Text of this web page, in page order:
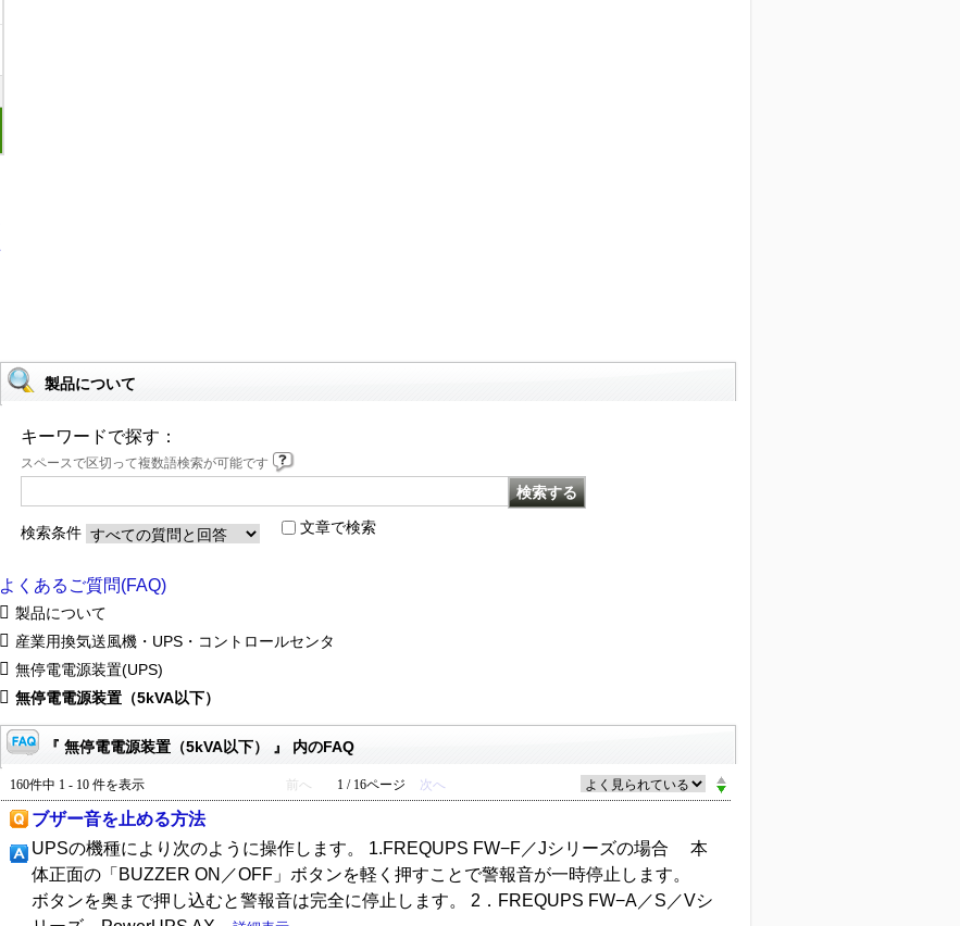
製品について
キーワードで探す：
スペースで区切って複数語検索が可能です
検索条件 文章で検索
よくあるご質問(FAQ)
製品について
産業用換気送風機・UPS・コントロールセンタ
無停電電源装置(UPS)
無停電電源装置（5kVA以下）
『 無停電電源装置（5kVA以下） 』 内のFAQ
160件中 1 - 10 件を表示 前へ 1 / 16ページ 次へ
ブザー音を止める方法
UPSの機種により次のように操作します。 1.FREQUPS FW−F／Jシリーズの場合 本
体正面の「BUZZER ON／OFF」ボタンを軽く押すことで警報音が一時停止します。
ボタンを奥まで押し込むと警報音は完全に停止します。 2．FREQUPS FW−A／S／Vシ